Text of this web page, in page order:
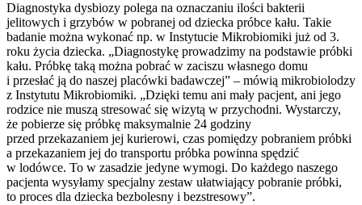
Diagnostyka dysbiozy polega na oznaczaniu ilości bakterii
jelitowych i grzybów w pobranej od dziecka próbce kału. Takie
badanie można wykonać np. w Instytucie Mikrobiomiki już od 3.
roku życia dziecka. „Diagnostykę prowadzimy na podstawie próbki
kału. Próbkę taką można pobrać w zaciszu własnego domu
i przesłać ją do naszej placówki badawczej” – mówią mikrobiolodzy
z Instytutu Mikrobiomiki. „Dzięki temu ani mały pacjent, ani jego
rodzice nie muszą stresować się wizytą w przychodni. Wystarczy,
że pobierze się próbkę maksymalnie 24 godziny
przed przekazaniem jej kurierowi, czas pomiędzy pobraniem próbki
a przekazaniem jej do transportu próbka powinna spędzić
w lodówce. To w zasadzie jedyne wymogi. Do każdego naszego
pacjenta wysyłamy specjalny zestaw ułatwiający pobranie próbki,
to proces dla dziecka bezbolesny i bezstresowy”.